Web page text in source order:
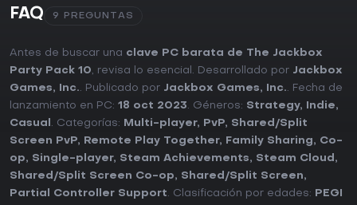
FAQ 9 PREGUNTAS
Antes de buscar una clave PC barata de The Jackbox
Party Pack 10, revisa lo esencial. Desarrollado por Jackbox
Games, Inc.. Publicado por Jackbox Games, Inc.. Fecha de
lanzamiento en PC: 18 oct 2023. Géneros: Strategy, Indie,
Casual . Categorías: Multi-player, PvP, Shared/Split
Screen PvP, Remote Play Together, Family Sharing, Co-
op, Single-player, Steam Achievements, Steam Cloud ,
Shared/Split Screen Co-op, Shared/Split Screen,
Partial Controller Support. Clasificación por edades:
PEGI